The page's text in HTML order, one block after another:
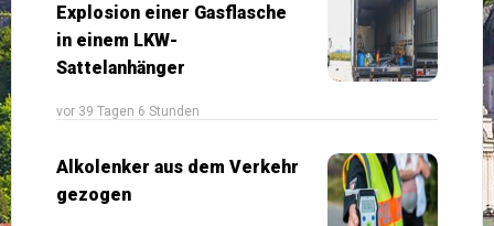
Explosion einer Gasflasche
in einem LKW-
Sattelanhänger
vor 39 Tagen 6 Stunden
Alkolenker aus dem Verkehr
gezogen